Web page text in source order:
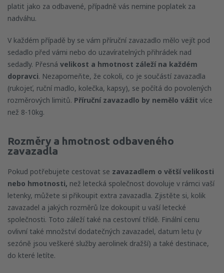
platit jako za odbavené, případně vás nemine poplatek za
nadváhu.
V každém případě by se vám příruční zavazadlo mělo vejít pod
sedadlo před vámi nebo do uzavíratelných přihrádek nad
sedadly. Přesná velikost a hmotnost záleží na každém
dopravci. Nezapomeňte, že cokoli, co je součástí zavazadla
(rukojeť, ruční madlo, kolečka, kapsy), se počítá do povolených
rozměrových limitů. Příruční zavazadlo by nemělo vážit více
než 8-10kg.
Rozměry a hmotnost odbaveného
zavazadla
Pokud potřebujete cestovat se zavazadlem o větší velikosti
nebo hmotnosti, než letecká společnost dovoluje v rámci vaší
letenky, můžete si přikoupit extra zavazadla. Zjistěte si, kolik
zavazadel a jakých rozměrů lze dokoupit u vaší letecké
společnosti. Toto záleží také na cestovní třídě. Finální cenu
ovlivní také množství dodatečných zavazadel, datum letu (v
sezóně jsou veškeré služby aerolinek dražší) a také destinace,
do které letíte.